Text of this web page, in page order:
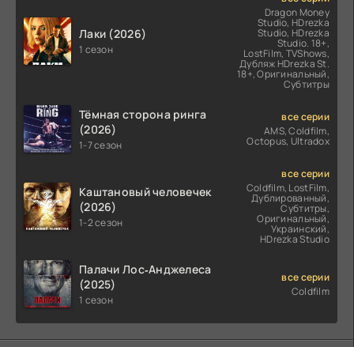
Лаки (2026)
1 сезон
Dragon Money
Studio, HDrezka
Studio, HDrezka
Studio. 18+,
LostFilm, TVShows,
Дубляж HDrezka St.
18+, Оригинальный,
Субтитры
Тёмная сторона ринга
(2026)
1-7 сезон
все серии
AMS, Coldfilm,
Octopus, Ultradox
Каштановый человечек
(2026)
1-2 сезон
все серии
Coldfilm, LostFilm,
Дублированный,
Субтитры,
Оригинальный,
Украинский,
HDrezka Studio
Палачи Лос‑Анджелеса
(2025)
1 сезон
все серии
Coldfilm